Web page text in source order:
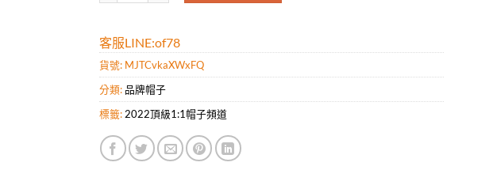
客服LINE:of78
貨號: MJTCvkaXWxFQ
分類: 品牌帽子
標籤: 2022頂級1:1帽子頻道